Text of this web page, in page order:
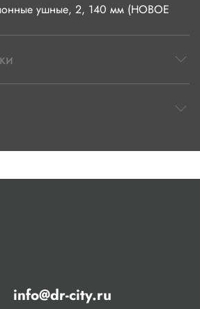
ушные, 2, 140 мм (НОВОЕ
info@dr-city.ru